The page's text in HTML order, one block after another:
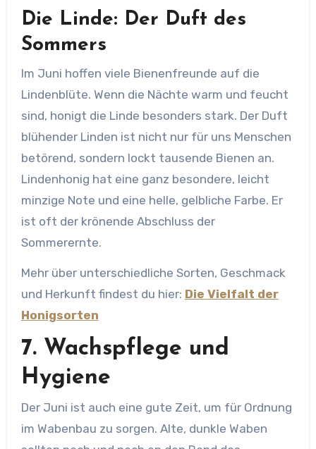
Die Linde: Der Duft des
Sommers
Im Juni hoffen viele Bienenfreunde auf die
Lindenblüte. Wenn die Nächte warm und feucht
sind, honigt die Linde besonders stark. Der Duft
blühender Linden ist nicht nur für uns Menschen
betörend, sondern lockt tausende Bienen an.
Lindenhonig hat eine ganz besondere, leicht
minzige Note und eine helle, gelbliche Farbe. Er
ist oft der krönende Abschluss der
Sommerernte.
Mehr über unterschiedliche Sorten, Geschmack
und Herkunft findest du hier: Die Vielfalt der
Honigsorten
7. Wachspflege und
Hygiene
Der Juni ist auch eine gute Zeit, um für Ordnung
im Wabenbau zu sorgen. Alte, dunkle Waben